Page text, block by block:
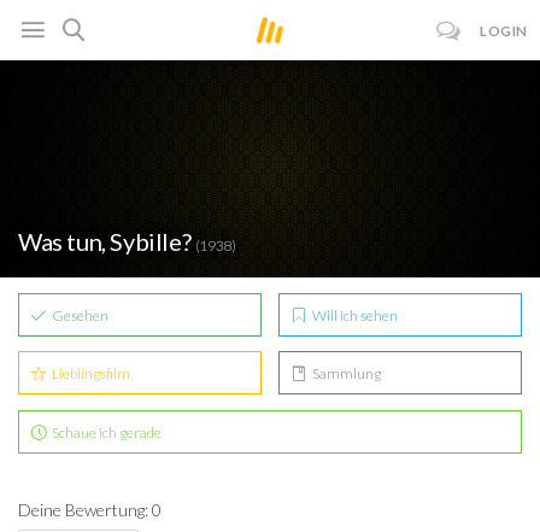
LOGIN
Was tun, Sybille? (1938)
Gesehen Will ich sehen
Lieblingsfilm Sammlung
Schaue ich gerade
Deine Bewertung: 0